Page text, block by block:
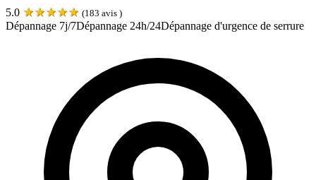
5.0 ★★★★★ (183 avis )
Dépannage 7j/7Dépannage 24h/24Dépannage d'urgence de serrure